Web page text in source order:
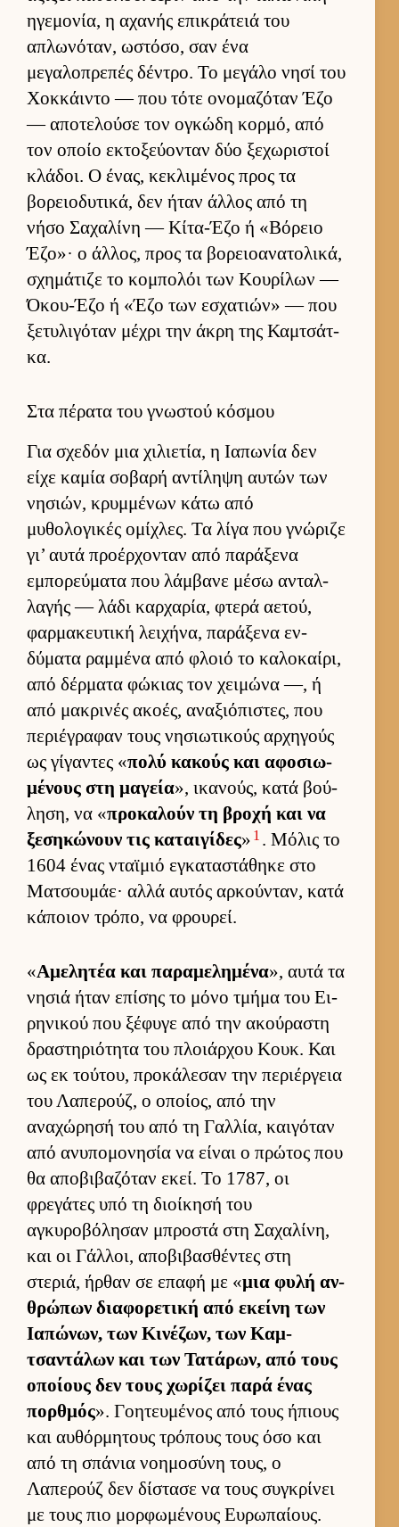
ηγεμονία, η αχανής επικράτειά του
απλωνόταν, ωστόσο, σαν ένα
μεγαλοπρεπές δέντρο. Το μεγάλο νησί του
Χοκ­κάι­ντο — που τότε ονομαζόταν Έζο
— αποτελούσε τον ογκώδη κορ­μό, από
τον οποίο εκτοξεύ­ονταν δύο ξεχωριστοί
κλάδοι. Ο ένας, κεκλιμένος προς τα
βορειο­δυτικά, δεν ήταν άλ­λος από τη
νήσο Σαχαλίνη — Κίτα-Έζο ή «Βόρειο
Έζο»· ο άλ­λος, προς τα βορειο­ανατολικά,
σχημάτιζε το κομπολόι των Κου­ρίλων —
Όκου-Έζο ή «Έζο των εσχατιών» — που
ξετυλιγόταν μέχρι την άκρη της Καμ­τσάτ­
κα.
Στα πέρατα του γνωστού κόσμου
Για σχεδόν μια χιλιε­τία, η Ια­πωνία δεν
είχε καμία σοβαρή αντίληψη αυ­τών των
νησιών, κρυμ­μένων κάτω από
μυθολογικές ομίχλες. Τα λίγα που γνώριζε
γι’ αυτά προέρ­χονταν από παράξενα
εμπορεύ­ματα που λάμ­βανε μέσω ανταλ­
λαγής — λάδι καρ­χαρία, φτερά αετού,
φαρ­μακευ­τική λει­χήνα, παράξενα εν­
δύματα ραμ­μένα από φλοιό το καλοκαί­ρι,
από δέρ­ματα φώκιας τον χει­μώνα —, ή
από μακρινές ακοές, αναξιόπιστες, που
περιέγραφαν τους νησιω­τικούς αρ­χηγούς
ως γίγαντες «πολύ κακούς και αφοσιω­
μένους στη μαγεία», ικανούς, κατά βού­
ληση, να «προκαλούν τη βροχή και να
ξεσηκώνουν τις καται­γίδες» 1 . Μόλις το
1604 ένας νταϊμιό εγκαταστάθηκε στο
Ματσου­μάε· αλλά αυ­τός αρ­κού­νταν, κατά
κάποιον τρόπο, να φρου­ρεί.
«Αμελητέα και παραμελημένα», αυτά τα
νησιά ήταν επίσης το μόνο τμήμα του Ει­
ρηνικού που ξέφυγε από την ακού­ραστη
δραστηριότητα του πλοιάρ­χου Κουκ. Και
ως εκ τού­του, προκάλεσαν την περιέρ­γεια
του Λαπερούζ, ο οποί­ος, από την
αναχώρησή του από τη Γαλ­λία, και­γόταν
από ανυπομονησία να εί­ναι ο πρώτος που
θα αποβιβαζόταν εκεί. Το 1787, οι
φρεγάτες υπό τη διοί­κησή του
αγκυροβόλησαν μπροστά στη Σαχαλίνη,
και οι Γάλ­λοι, αποβιβασθέντες στη
στεριά, ήρ­θαν σε επαφή με «μια φυλή αν­
θρώπων δια­φορετική από εκείνη των
Ια­πώνων, των Κινέζων, των Καμ­
τσαντάλων και των Τατάρων, από τους
οποί­ους δεν τους χωρίζει παρά ένας
πορ­θμός». Γοη­τευ­μένος από τους ήπιους
και αυ­θόρ­μητους τρόπους τους όσο και
από τη σπάνια νοη­μοσύνη τους, ο
Λαπερούζ δεν δίστασε να τους συγκρίνει
με τους πιο μορ­φωμένους Ευ­ρωπαί­ους.